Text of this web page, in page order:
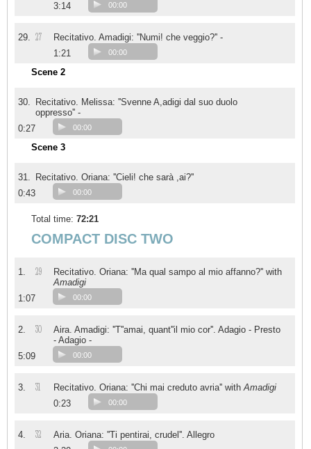
3:14
00:00
29. 27
Recitativo. Amadigi: ''Numi! che veggio?'' -
1:21
00:00
Scene 2
30.
Recitativo. Melissa: ''Svenne A,adigi dal suo duolo
oppresso'' -
0:27
00:00
Scene 3
31.
Recitativo. Oriana: ''Cieli! che sarà ,ai?''
0:43
00:00
Total time: 72:21
COMPACT DISC TWO
1. 29
Recitativo. Oriana: ''Ma qual sampo al mio affanno?'' with
Amadigi
1:07
00:00
2. 30
Aira. Amadigi: ''T''amai, quant''il mio cor''. Adagio - Presto
- Adagio -
5:09
00:00
3. 31 Recitativo. Oriana: ''Chi mai creduto avria'' withAmadigi
0:23
00:00
4. 32
Aria. Oriana: ''Ti pentirai, crudel''. Allegro